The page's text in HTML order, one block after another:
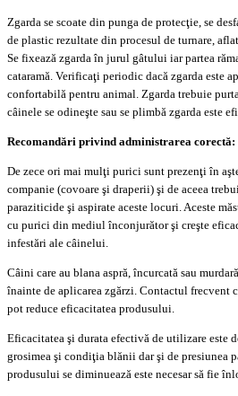
Zgarda se scoate din punga de protecţie, se
de plastic rezultate din procesul de turnare,
Se fixează zgarda în jurul gâtului iar partea
cataramă. Verificaţi periodic dacă zgarda este
confortabilă pentru animal. Zgarda trebuie
câinele se odineşte sau se plimbă zgarda este
Recomandări privind administrarea corectă:
De zece ori mai mulţi purici sunt prezenţi în
companie (covoare şi draperii) şi de aceea
paraziticide şi aspirate aceste locuri. Aceste
cu purici din mediul înconjurător şi creşte
infestări ale câinelui.
Câini care au blana aspră, încurcată sau
înainte de aplicarea zgărzi. Contactul frecvent
pot reduce eficacitatea produsului.
Eficacitatea şi durata efectivă de utilizare este
grosimea şi condiţia blănii dar şi de presiunea
produsului se diminuează este necesar să fie